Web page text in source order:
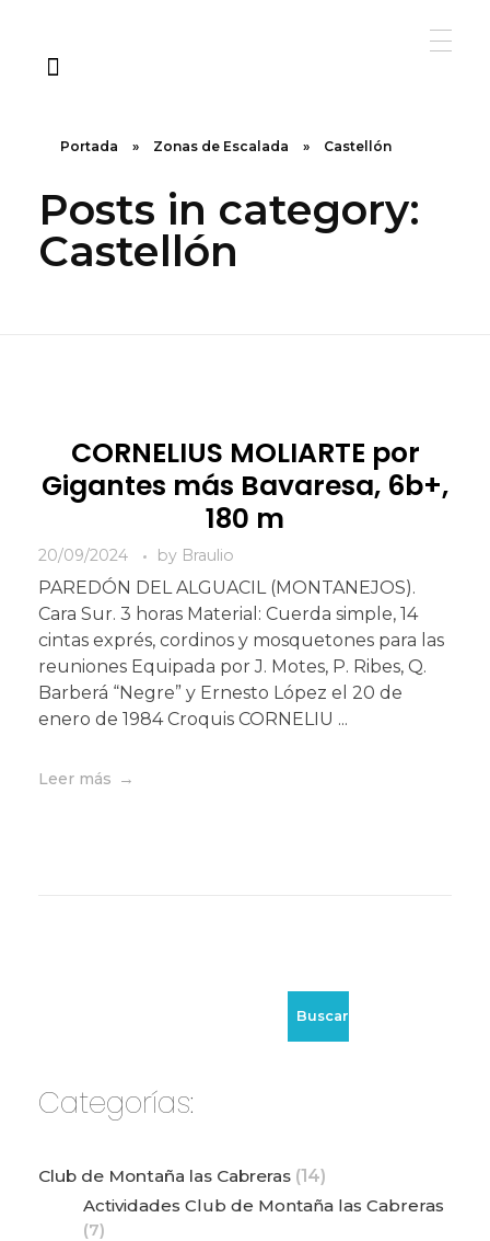
Portada » Zonas de Escalada » Castellón
Posts in category:
Castellón
CORNELIUS MOLIARTE por
Gigantes más Bavaresa, 6b+,
180 m
20/09/2024 by Braulio
PAREDÓN DEL ALGUACIL (MONTANEJOS).
Cara Sur. 3 horas Material: Cuerda simple, 14
cintas exprés, cordinos y mosquetones para las
reuniones Equipada por J. Motes, P. Ribes, Q.
Barberá “Negre” y Ernesto López el 20 de
enero de 1984 Croquis CORNELIU ...
Leer más
Buscar
Categorías:
Club de Montaña las Cabreras (14)
Actividades Club de Montaña las Cabreras
(7)